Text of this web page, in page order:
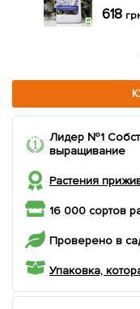
193
Лидер №1
выращивание
Растения
16 000 сортов
Проверено в
Упаковка,